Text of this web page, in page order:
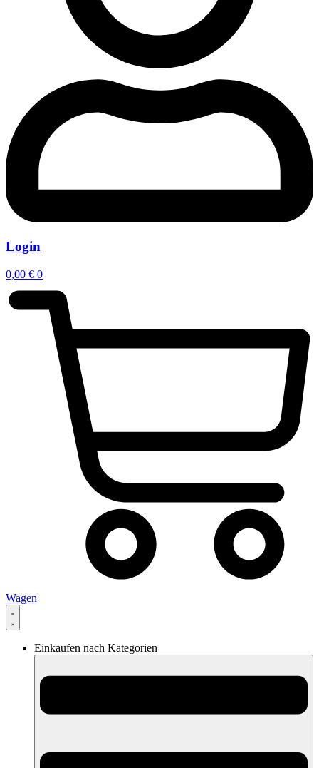
Login
0,00 € 0
Wagen
Einkaufen nach Kategorien